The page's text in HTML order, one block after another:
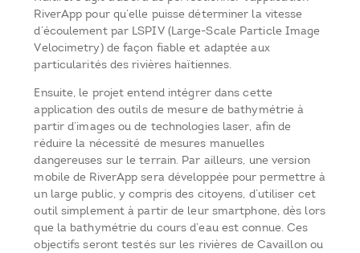
RiverApp pour qu’elle puisse déterminer la vitesse
d’écoulement par LSPIV (Large-Scale Particle Image
Velocimetry) de façon fiable et adaptée aux
particularités des rivières haïtiennes.
Ensuite, le projet entend intégrer dans cette
application des outils de mesure de bathymétrie à
partir d’images ou de technologies laser, afin de
réduire la nécessité de mesures manuelles
dangereuses sur le terrain. Par ailleurs, une version
mobile de RiverApp sera développée pour permettre à
un large public, y compris des citoyens, d’utiliser cet
outil simplement à partir de leur smartphone, dès lors
que la bathymétrie du cours d’eau est connue. Ces
objectifs seront testés sur les rivières de Cavaillon ou